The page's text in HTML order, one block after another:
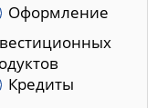
Оформление
Кредиты